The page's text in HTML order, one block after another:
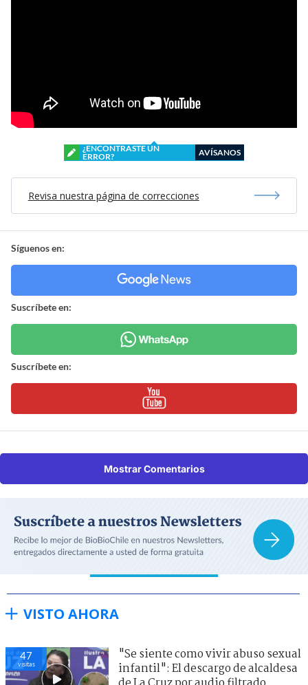
¿ENCONTRASTE UN
ERROR?
AVÍSANOS
Revisa nuestra página de correcciones
Síguenos en:
Suscríbete en:
Suscríbete en:
Mostrar Comentarios
VISTO AHORA
47
visitas
"Se siente como vivir abuso sexual
infantil": El descargo de alcaldesa